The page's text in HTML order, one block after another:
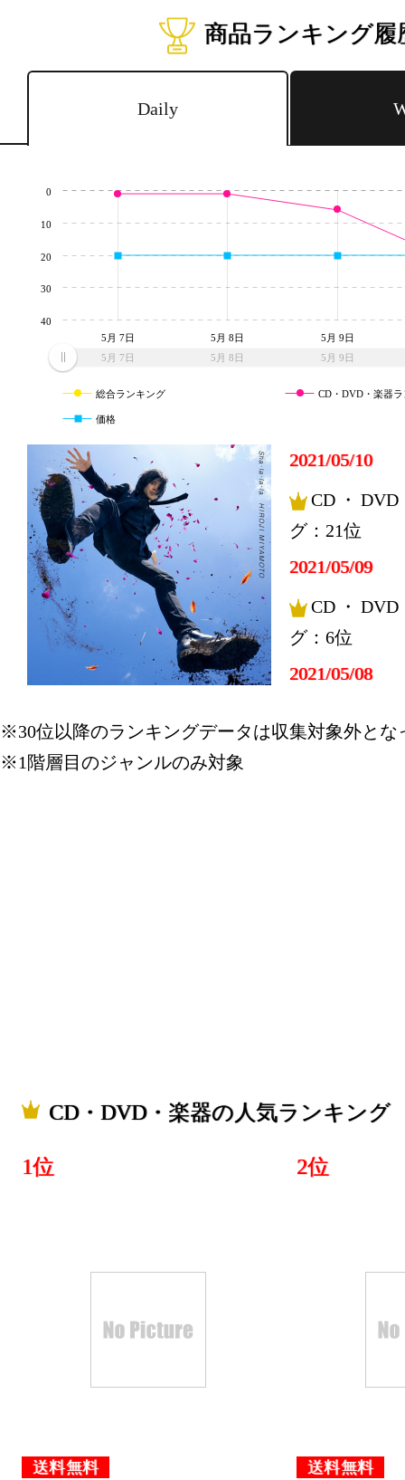
商品ランキング履
Daily
5月 7日 5月 8日 5月 9日
5月 7日 5月 8日 5月 9日
0
10
20
30
40
総合ランキング CD・DVD・楽器
価格
2021/05/10
CD・
グ：21位
2021/05/09
CD・
グ：6位
2021/05/08
グ：1位
※30位以降のランキングデータは収集対象外とな
※1階層目のジャンルのみ対象
CD・DVD・楽器の人気ランキング
1位
送料無料
2位
送料無料